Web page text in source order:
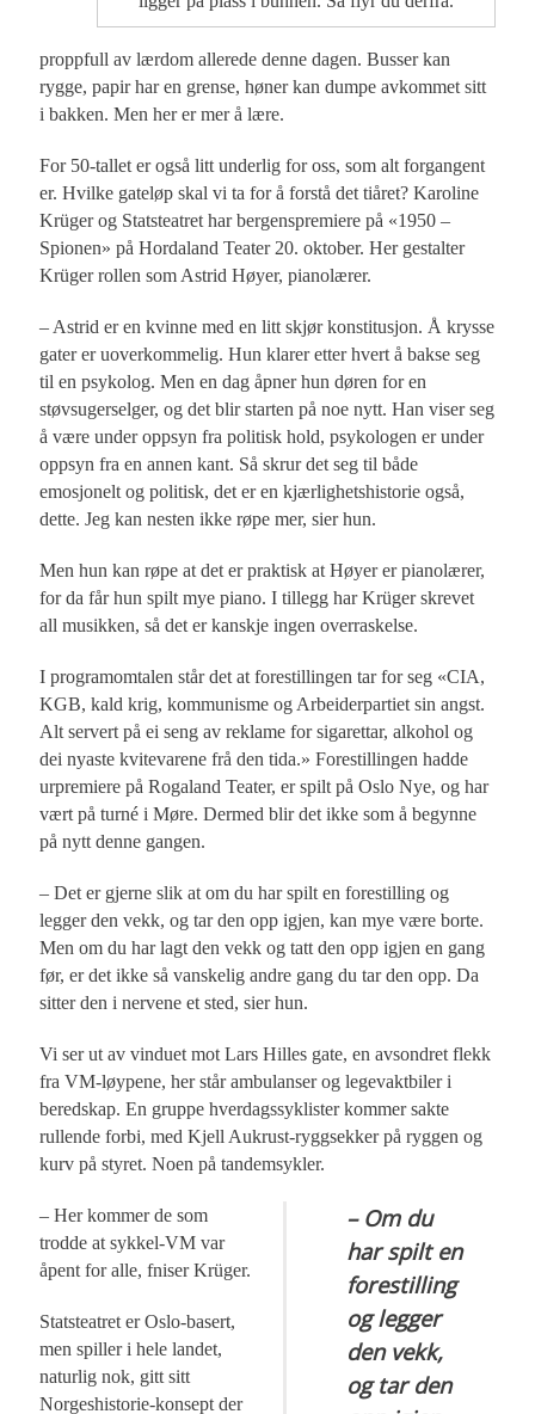
proppfull av lærdom allerede denne dagen. Busser kan
rygge, papir har en grense, høner kan dumpe avkommet sitt
i bakken. Men her er mer å lære.
For 50-tallet er også litt underlig for oss, som alt forgangent
er. Hvilke gateløp skal vi ta for å forstå det tiåret? Karoline
Krüger og Statsteatret har bergenspremiere på «1950 –
Spionen» på Hordaland Teater 20. oktober. Her gestalter
Krüger rollen som Astrid Høyer, pianolærer.
– Astrid er en kvinne med en litt skjør konstitusjon. Å krysse
gater er uoverkommelig. Hun klarer etter hvert å bakse seg
til en psykolog. Men en dag åpner hun døren for en
støvsugerselger, og det blir starten på noe nytt. Han viser seg
å være under oppsyn fra politisk hold, psykologen er under
oppsyn fra en annen kant. Så skrur det seg til både
emosjonelt og politisk, det er en kjærlighetshistorie også,
dette. Jeg kan nesten ikke røpe mer, sier hun.
Men hun kan røpe at det er praktisk at Høyer er pianolærer,
for da får hun spilt mye piano. I tillegg har Krüger skrevet
all musikken, så det er kanskje ingen overraskelse.
I programomtalen står det at forestillingen tar for seg «CIA,
KGB, kald krig, kommunisme og Arbeiderpartiet sin angst.
Alt servert på ei seng av reklame for sigarettar, alkohol og
dei nyaste kvitevarene frå den tida.» Forestillingen hadde
urpremiere på Rogaland Teater, er spilt på Oslo Nye, og har
vært på turné i Møre. Dermed blir det ikke som å begynne
på nytt denne gangen.
– Det er gjerne slik at om du har spilt en forestilling og
legger den vekk, og tar den opp igjen, kan mye være borte.
Men om du har lagt den vekk og tatt den opp igjen en gang
før, er det ikke så vanskelig andre gang du tar den opp. Da
sitter den i nervene et sted, sier hun.
Vi ser ut av vinduet mot Lars Hilles gate, en avsondret flekk
fra VM-løypene, her står ambulanser og legevaktbiler i
beredskap. En gruppe hverdagssyklister kommer sakte
rullende forbi, med Kjell Aukrust-ryggsekker på ryggen og
kurv på styret. Noen på tandemsykler.
– Om du
har spilt en
forestilling
og legger
den vekk,
og tar den
– Her kommer de som
trodde at sykkel-VM var
åpent for alle, fniser Krüger.
Statsteatret er Oslo-basert,
men spiller i hele landet,
naturlig nok, gitt sitt
Norgeshistorie-konsept der